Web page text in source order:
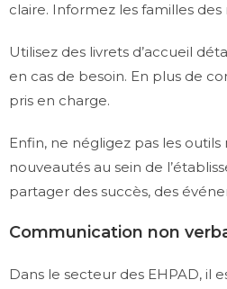
claire. Informez les familles
Utilisez des livrets d’accueil
en cas de besoin. En plus de
pris en charge.
Enfin, ne négligez pas les
nouveautés au sein de
partager des succès, des
Communication non
Dans le secteur des EHPAD, il